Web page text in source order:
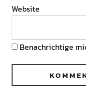
Website
Benachrichtige